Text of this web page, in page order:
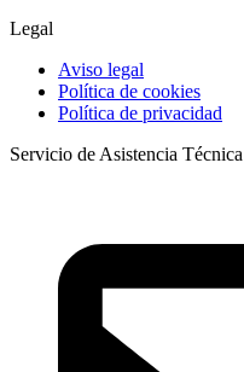
Legal
Aviso legal
Política de cookies
Política de privacidad
Servicio de Asistencia Técnica